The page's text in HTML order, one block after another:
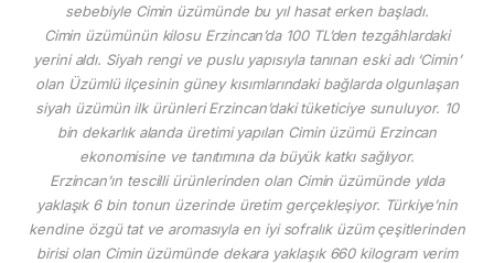
sebebiyle Cimin üzümünde bu yıl hasat erken başladı.
Cimin üzümünün kilosu Erzincan’da 100 TL’den tezgâhlardaki
yerini aldı. Siyah rengi ve puslu yapısıyla tanınan eski adı ‘Cimin’
olan Üzümlü ilçesinin güney kısımlarındaki bağlarda olgunlaşan
siyah üzümün ilk ürünleri Erzincan’daki tüketiciye sunuluyor. 10
bin dekarlık alanda üretimi yapılan Cimin üzümü Erzincan
ekonomisine ve tanıtımına da büyük katkı sağlıyor.
Erzincan’ın tescilli ürünlerinden olan Cimin üzümünde yılda
yaklaşık 6 bin tonun üzerinde üretim gerçekleşiyor. Türkiye’nin
kendine özgü tat ve aromasıyla en iyi sofralık üzüm çeşitlerinden
birisi olan Cimin üzümünde dekara yaklaşık 660 kilogram verim